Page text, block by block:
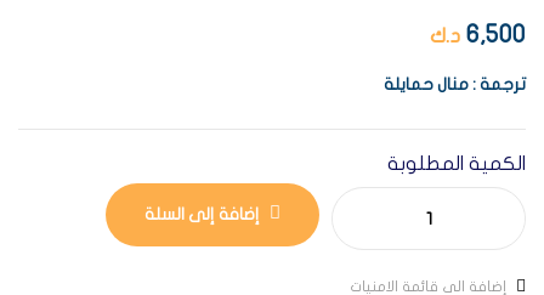
6,500 د.ك
ترجمة : منال حمايلة
الكمية المطلوبة
إضافة إلى السلة
إضافة الى قائمة الامنيات